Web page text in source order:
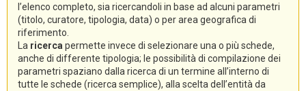
l’elenco completo, sia ricercandoli in base ad alcuni parametri
(titolo, curatore, tipologia, data) o per area geografica di
riferimento.
La ricerca permette invece di selezionare una o più schede,
anche di differente tipologia; le possibilità di compilazione dei
parametri spaziano dalla ricerca di un termine all’interno di
tutte le schede (ricerca semplice), alla scelta dell’entità da